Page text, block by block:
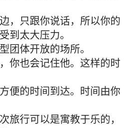
，只跟你说话，所以你的
到太大压力。
团体开放的场所。
你也会记住他。这样的时
便的时间到达。时间由你
旅行可以是寓教于乐的，